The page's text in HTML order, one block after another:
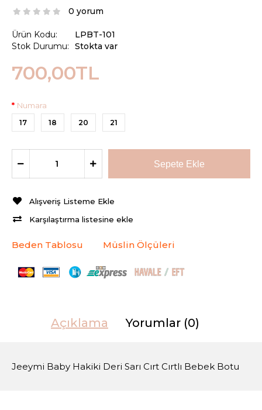
0 yorum
Ürün Kodu:
Stok Durumu:
LPBT-101
Stokta var
700,00TL
Numara
17 18 20 21
Alışveriş Listeme Ekle
Karşılaştırma listesine ekle
Beden Tablosu Müslin Ölçüleri
Açıklama Yorumlar (0)
Jeeymi Baby Hakiki Deri Sarı Cırt Cırtlı Bebek Botu